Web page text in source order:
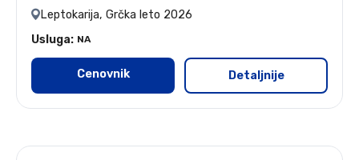
Leptokarija, Grčka leto 2026
Usluga: NA
Cenovnik Detaljnije